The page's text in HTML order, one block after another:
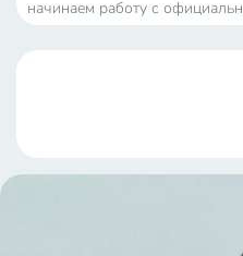
начинаем работу с